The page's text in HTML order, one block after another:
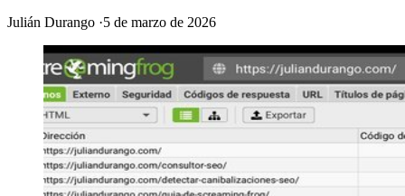
Julián Durango ·5 de marzo de 2026